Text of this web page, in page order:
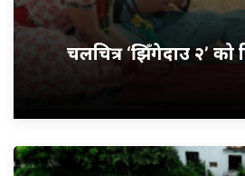
चलचित्र ‘झिँगेदाउ २’